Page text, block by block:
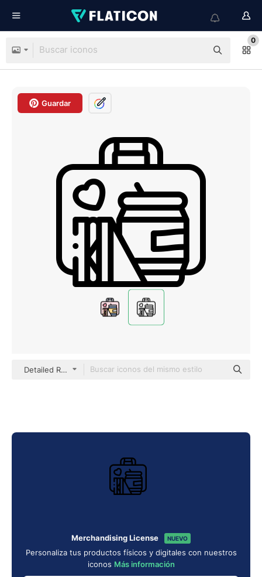
0
Guardar
Detailed Rounded Lineal
Merchandising License NUEVO
Personaliza tus productos físicos y digitales con nuestros
iconos Más información